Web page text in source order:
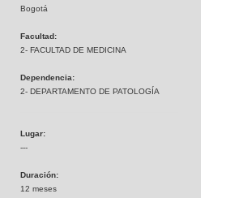
Bogotá
Facultad:
2- FACULTAD DE MEDICINA
Dependencia:
2- DEPARTAMENTO DE PATOLOGÍA
Lugar:
---
Duración:
12 meses